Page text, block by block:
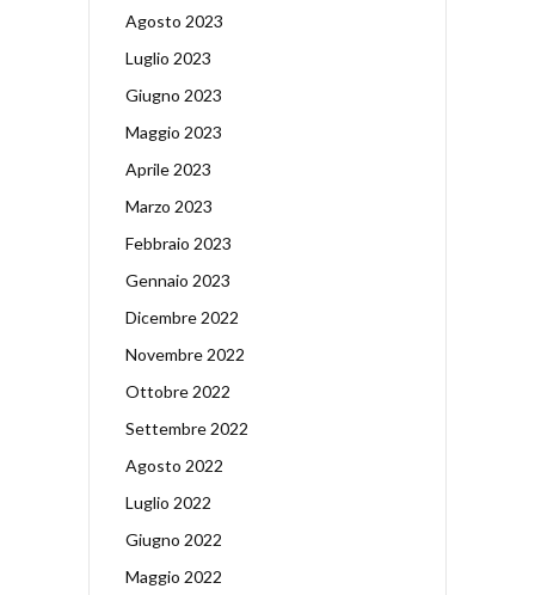
Agosto 2023
Luglio 2023
Giugno 2023
Maggio 2023
Aprile 2023
Marzo 2023
Febbraio 2023
Gennaio 2023
Dicembre 2022
Novembre 2022
Ottobre 2022
Settembre 2022
Agosto 2022
Luglio 2022
Giugno 2022
Maggio 2022